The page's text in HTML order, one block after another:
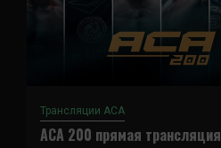
Трансляции ACA
ACA 200 прямая трансляция